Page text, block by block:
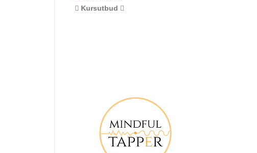
Kursutbud